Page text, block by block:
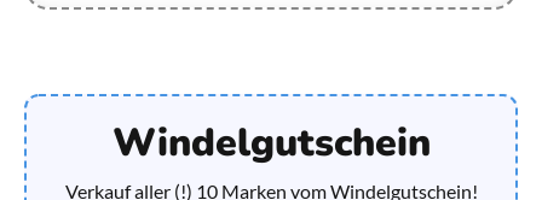
Windelgutschein
Verkauf aller (!) 10 Marken vom Windelgutschein!